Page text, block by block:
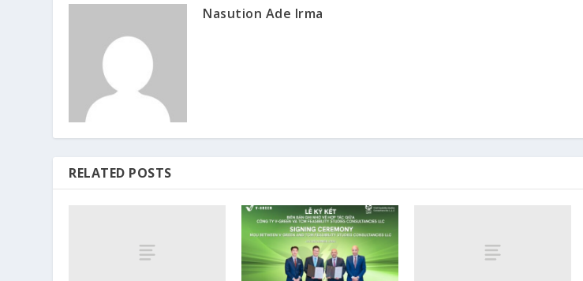
Nasution Ade Irma
RELATED POSTS